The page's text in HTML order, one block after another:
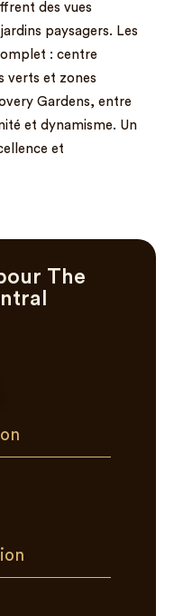
des vues
paysagers. Les
: centre
verts et zones
Gardens, entre
et dynamisme. Un
et
The